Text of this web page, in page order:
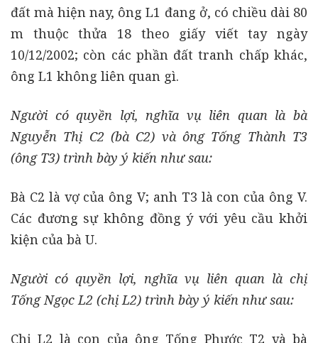
đất mà hiện nay, ông L1 đang ở, có chiều dài 80
m thuộc thửa 18 theo giấy viết tay ngày
10/12/2002; còn các phần đất tranh chấp khác,
ông L1 không liên quan gì.
Người có quyền lợi, nghĩa vụ liên quan là bà
Nguyễn Thị C2 (bà C2) và ông Tống Thành T3
(ông T3) trình bày ý kiến như sau:
Bà C2 là vợ của ông V; anh T3 là con của ông V.
Các đương sự không đồng ý với yêu cầu khởi
kiện của bà U.
Người có quyền lợi, nghĩa vụ liên quan là chị
Tống Ngọc L2 (chị L2) trình bày ý kiến như sau:
Chị L2 là con của ông Tống Phước T2 và bà